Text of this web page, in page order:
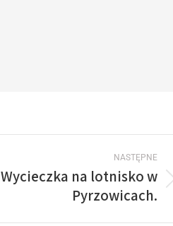
NASTĘPNE
Wycieczka na lotnisko w
Pyrzowicach.